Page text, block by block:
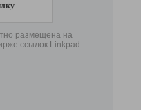
размещена на
ссылок Linkpad